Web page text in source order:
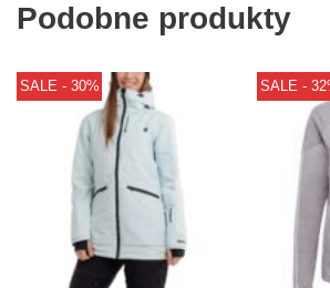
Podobne produkty
SALE - 30% SALE -